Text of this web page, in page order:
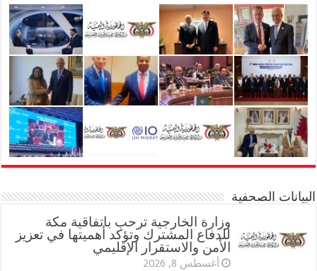
البيانات الصحفية
وزارة الخارجية ترحب باتفاقية مكة
للدفاع المشترك وتؤكد أهميتها في تعزيز
الأمن والاستقرار الإقليمي
أغسطس 8, 2026